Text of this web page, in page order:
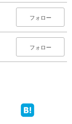
フォロー
フォロー